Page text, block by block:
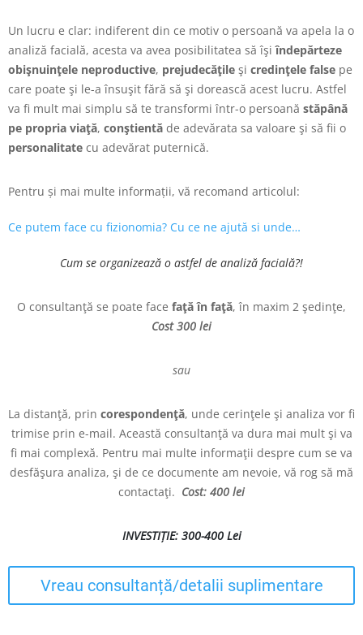
Un lucru e clar: indiferent din ce motiv o persoană va apela la o
analiză facială, acesta va avea posibilitatea să îşiîndepărteze
obişnuinţele neproductive, prejudecăţile şi credinţele false pe
care poate şi le-a însuşit fără să şi dorească acest lucru. Astfel
va fi mult mai simplu să te transformi într-o persoană stăpână
pe propria viaţă, conştientă de adevărata sa valoare şi să fii o
personalitate cu adevărat puternică.
Pentru și mai multe informații, vă recomand articolul:
Ce putem face cu fizionomia? Cu ce ne ajută si unde…
Cum se organizează o astfel de analiză facială?!
O consultanţă se poate face faţă în faţă, în maxim 2 şedinţe,
Cost 300 lei
sau
La distanţă, prin corespondenţă, unde cerinţele şi analiza vor fi
trimise prin e-mail. Această consultanţă va dura mai mult şi va
fi mai complexă. Pentru mai multe informaţii despre cum se va
desfăşura analiza, şi de ce documente am nevoie, vă rog să mă
contactaţi. Cost: 400 lei
INVESTIȚIE: 300-400 Lei
Vreau consultanță/detalii suplimentare